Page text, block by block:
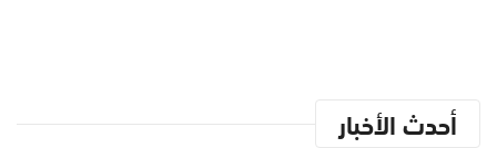
أحدث الأخبار